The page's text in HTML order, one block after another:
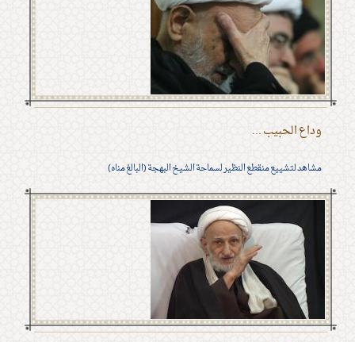
وداع الحبيب ...
مشاهد لتشييع منقطع النظير لسماحة الشيخ البهجة (البالغ مناه)